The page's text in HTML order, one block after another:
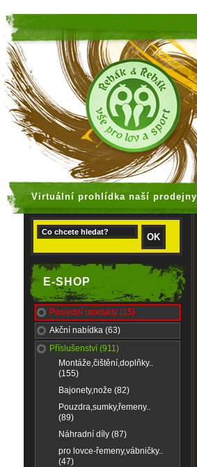
Virtuální prohlídka naší prodejny
E-SHOP
Poslední produkty (15)
Akční nabídka (63)
Příslušenství (911)
Montáže,čištění,doplňky..
(155)
Bajonety,nože (82)
Pouzdra,sumky,řemeny..
(89)
Náhradní díly (87)
pro lovce-řemeny,vábničky..
(47)